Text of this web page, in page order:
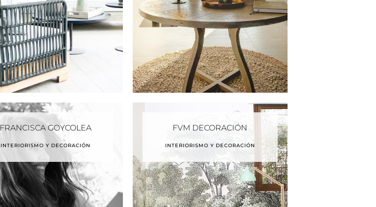
FRANCISCA GOYCOLEA
INTERIORISMO Y DECORACIÓN
FVM DECORACIÓN
INTERIORISMO Y DECORACIÓN